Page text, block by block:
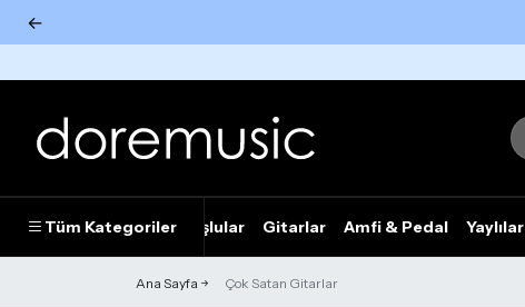
←
Tüm Kategoriler
Piyanolar Tuşlular Gitarlar Amfi & Pedal Yaylılar
Ana Sayfa Çok Satan Gitarlar
Tümünü Gör